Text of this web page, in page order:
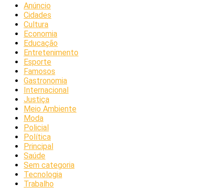
Anúncio
Cidades
Cultura
Economia
Educação
Entretenimento
Esporte
Famosos
Gastronomia
Internacional
Justiça
Meio Ambiente
Moda
Policial
Política
Principal
Saúde
Sem categoria
Tecnologia
Trabalho